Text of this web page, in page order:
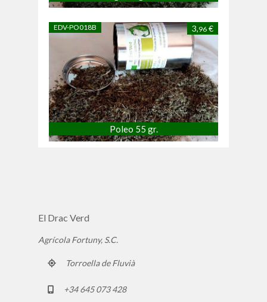
EDV-PO018B 3,96 €
Poleo 55 gr.
El Drac Verd
Agrícola Fortuny, S.C.
Torroella de Fluvià
+34 645 073 428